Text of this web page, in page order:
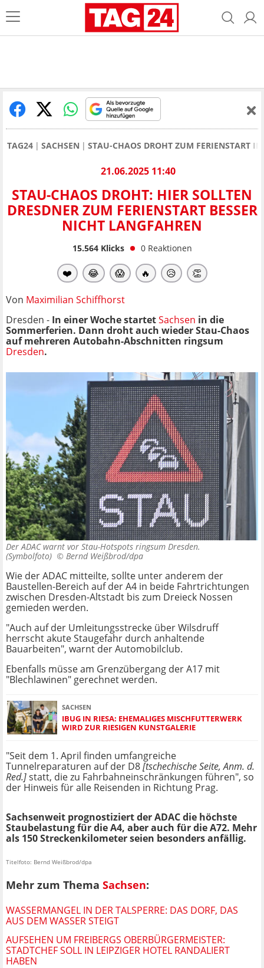
TAG24 SACHSEN STAU-CHAOS DROHT ZUM FERIENSTART
21.06.2025 11:40
STAU-CHAOS DROHT: HIER SOLLTEN
DRESDNER ZUM FERIENSTART BESSER
NICHT LANGFAHREN
15.564Klicks 0 Reaktionen
❤️ 😂 😱 🔥 😥 👏
Von Maximilian Schiffhorst
Dresden - In einer Woche startetSachsen in die
Sommerferien. Dann droht auch wieder Stau-Chaos
auf mehreren Autobahn-Abschnitten ringsum
Dresden.
Der ADAC warnt vor Stau-Hotspots ringsum Dresden.
(Symbolfoto) © Bernd Weißbrod/dpa
Wie der ADAC mitteilte, sollte unter anderem der
Baustellen-Bereich auf der A4 in beide Fahrtrichtungen
zwischen Dresden-Altstadt bis zum Dreieck Nossen
gemieden werden.
"Auch auf der Umleitungsstrecke über Wilsdruff
herrscht akute Staugefahr durch anhaltende
Bauarbeiten", warnt der Automobilclub.
Ebenfalls müsse am Grenzübergang der A17 mit
"Blechlawinen" gerechnet werden.
SACHSEN
IBUG IN RIESA: EHEMALIGES MISCHFUTTERWERK
WIRD ZUR RIESIGEN KUNSTGALERIE
"Seit dem 1. April finden umfangreiche
Tunnelreparaturen auf der D8[tschechische Seite, Anm. d.
Red.]statt, die zu Fahrbahneinschränkungen führen", so
der Hinweis für alle Reisenden in Richtung Prag.
Sachsenweit prognostiziert der ADAC die höchste
Staubelastung für die A4, aber auch für die A72. Mehr
als 150 Streckenkilometer seien besonders anfällig.
Titelfoto: Bernd Weißbrod/dpa
Mehr zum Thema Sachsen:
WASSERMANGEL IN DER TALSPERRE: DAS DORF, DAS
AUS DEM WASSER STEIGT
AUFSEHEN UM FREIBERGS OBERBÜRGERMEISTER:
STADTCHEF SOLL IN LEIPZIGER HOTEL RANDALIERT
HABEN